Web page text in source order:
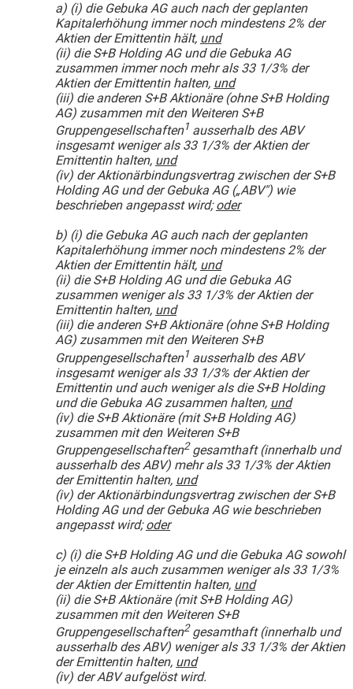
a) (i) die Gebuka AG auch nach der geplanten
Kapitalerhöhung immer noch mindestens 2% der
Aktien der Emittentin hält, und
(ii) die S+B Holding AG und die Gebuka AG
zusammen immer noch mehr als 33 1/3% der
Aktien der Emittentin halten, und
(iii) die anderen S+B Aktionäre (ohne S+B Holding
AG) zusammen mit den Weiteren S+B
Gruppengesellschaften1 ausserhalb des ABV
insgesamt weniger als 33 1/3% der Aktien der
Emittentin halten, und
(iv) der Aktionärbindungsvertrag zwischen der S+B
Holding AG und der Gebuka AG („ABV") wie
beschrieben angepasst wird;oder
b) (i) die Gebuka AG auch nach der geplanten
Kapitalerhöhung immer noch mindestens 2% der
Aktien der Emittentin hält, und
(ii) die S+B Holding AG und die Gebuka AG
zusammen weniger als 33 1/3% der Aktien der
Emittentin halten, und
(iii) die anderen S+B Aktionäre (ohne S+B Holding
AG) zusammen mit den Weiteren S+B
Gruppengesellschaften1 ausserhalb des ABV
insgesamt weniger als 33 1/3% der Aktien der
Emittentin und auch weniger als die S+B Holding
und die Gebuka AG zusammen halten, und
(iv) die S+B Aktionäre (mit S+B Holding AG)
zusammen mit den Weiteren S+B
Gruppengesellschaften2gesamthaft (innerhalb und
ausserhalb des ABV) mehr als 33 1/3% der Aktien
der Emittentin halten, und
(iv) der Aktionärbindungsvertrag zwischen der S+B
Holding AG und der Gebuka AG wie beschrieben
angepasst wird;oder
c) (i) die S+B Holding AG und die Gebuka AG sowohl
je einzeln als auch zusammen weniger als 33 1/3%
der Aktien der Emittentin halten, und
(ii) die S+B Aktionäre (mit S+B Holding AG)
zusammen mit den Weiteren S+B
Gruppengesellschaften2gesamthaft (innerhalb und
ausserhalb des ABV) weniger als 33 1/3% der Aktien
der Emittentin halten, und
(iv) der ABV aufgelöst wird.